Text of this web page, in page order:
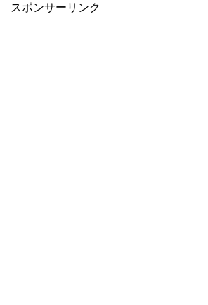
スポンサーリンク